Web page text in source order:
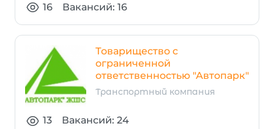
16 Вакансий: 16
Товарищество с
ограниченной
ответственностью "Автопарк"
Транспортный компания
13 Вакансий: 24